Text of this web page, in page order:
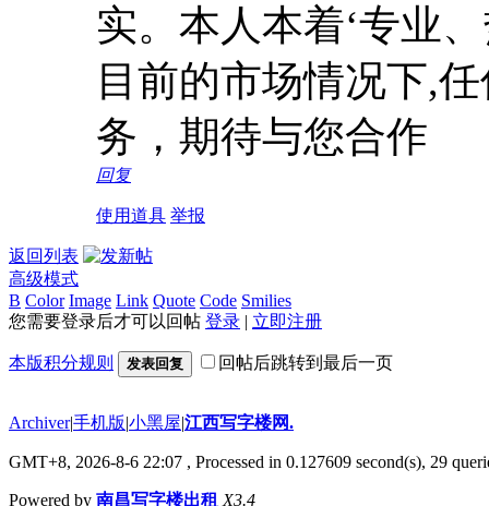
实。本人本着‘专业
目前的市场情况下,
务，期待与您合作
回复
使用道具 举报
返回列表
高级模式
B Color Image Link Quote Code Smilies
您需要登录后才可以回帖 登录 | 立即注册
本版积分规则 发表回复 回帖后跳转到最后一页
Archiver|手机版|小黑屋|江西写字楼网.
GMT+8, 2026-8-6 22:07 , Processed in 0.127609 second(s), 29
Powered by 南昌写字楼出租 X3.4